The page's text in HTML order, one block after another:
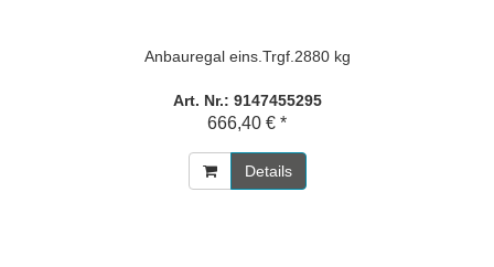
Anbauregal eins.Trgf.2880 kg
Art. Nr.: 9147455295
666,40 € *
Details